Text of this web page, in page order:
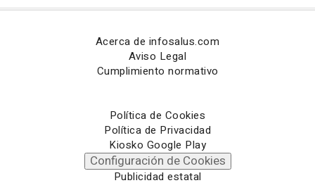
Acerca de infosalus.com
Aviso Legal
Cumplimiento normativo
Política de Cookies
Política de Privacidad
Kiosko Google Play
Configuración de Cookies
Publicidad estatal